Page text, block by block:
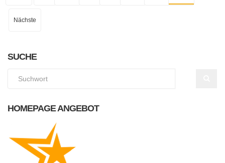
Nächste
SUCHE
HOMEPAGE ANGEBOT